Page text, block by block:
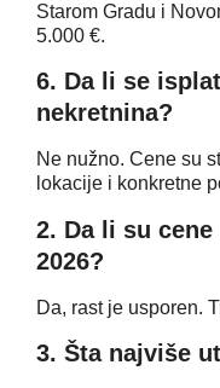
Starom Gradu i
5.000 €.
6. Da li se
nekretnina?
Ne nužno. Cene su
lokacije i konkretne
2. Da li su
2026?
Da, rast je usporen.
3. Šta najviše